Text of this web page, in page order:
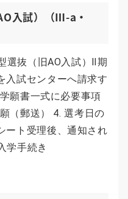
入試）（Ⅲ-a・
選抜（旧AO入試）Ⅱ期
入試センターへ請求す
願書一式に必要事項
（郵送） 4. 選考日の
ート受理後、通知され
学手続き